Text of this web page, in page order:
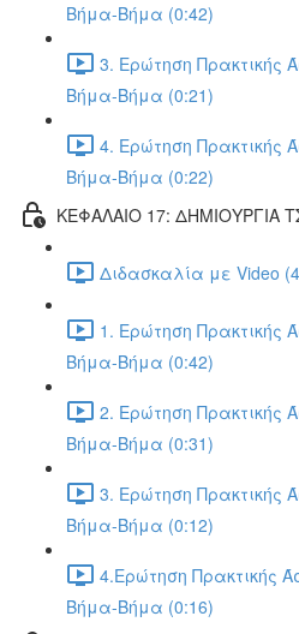
Βήμα-Βήμα (0:42)
3. Ερώτηση Πρακτικής
Βήμα-Βήμα (0:21)
4. Ερώτηση Πρακτικής
Βήμα-Βήμα (0:22)
ΚΕΦΑΛΑΙΟ 17: ΔΗΜΙΟΥΡΓΙΑ
Διδασκαλία με Video
1. Ερώτηση Πρακτικής
Βήμα-Βήμα (0:42)
2. Ερώτηση Πρακτικής
Βήμα-Βήμα (0:31)
3. Ερώτηση Πρακτικής
Βήμα-Βήμα (0:12)
4.Ερώτηση Πρακτικής
Βήμα-Βήμα (0:16)